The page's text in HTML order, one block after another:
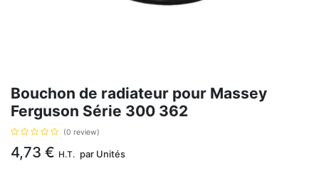
Bouchon de radiateur pour Massey
Ferguson Série 300 362
(0 review)
4,73 € H.T. par Unités